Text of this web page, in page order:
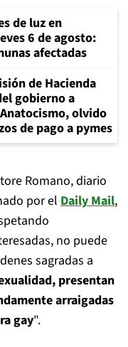
de luz en
6 de agosto:
afectadas
de Hacienda
gobierno a
olvido
de pago a pymes
Romano, diario
por el Daily Mail,
no puede
sagradas a
presentan
arraigadas
gay".